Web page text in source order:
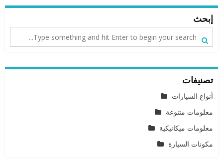
إبحث
تصنيفات
أنواع السيارات
معلومات متنوعة
معلومات ميكانيكية
مكونات السيارة